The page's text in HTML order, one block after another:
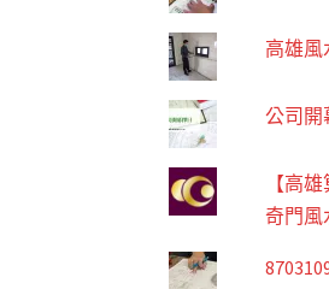
高雄
公司開
【高
奇門風